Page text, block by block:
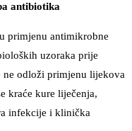
antibiotika
primjenu antimikrobne
uzoraka prije
ne odloži primjenu lijekova
kraće kure liječenja,
infekcije i klinička